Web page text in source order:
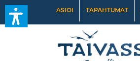
ASIOI TAPAHTUMAT